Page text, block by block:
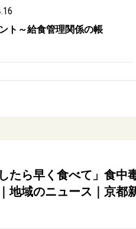
ト～給食管理関係の帳
したら早く食べて」食
地域のニュース｜京都